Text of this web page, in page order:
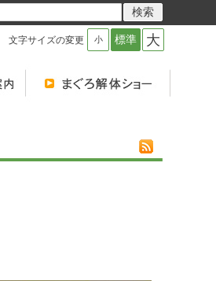
文字サイズの変更 小 標準 大